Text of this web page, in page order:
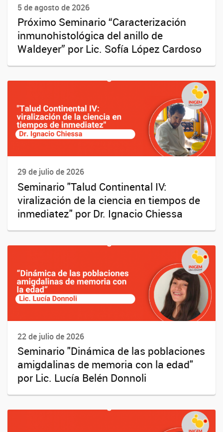
5 de agosto de 2026
Próximo Seminario “Caracterización
inmunohistológica del anillo de
Waldeyer” por Lic. Sofía López Cardoso
29 de julio de 2026
Seminario "Talud Continental IV:
viralización de la ciencia en tiempos de
inmediatez" por Dr. Ignacio Chiessa
22 de julio de 2026
Seminario "Dinámica de las poblaciones
amigdalinas de memoria con la edad"
por Lic. Lucía Belén Donnoli